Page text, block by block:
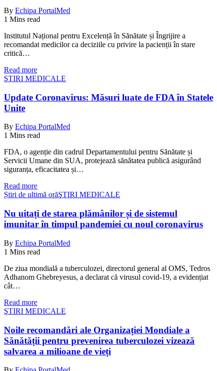
By Echipa PortalMed
1 Mins read
Institutul Național pentru Excelență în Sănătate și Îngrijire a
recomandat medicilor ca deciziile cu privire la pacienții în stare
critică…
Read more
ŞTIRI MEDICALE
Update Coronavirus: Măsuri luate de FDA în Statele
Unite
By Echipa PortalMed
1 Mins read
FDA, o agenție din cadrul Departamentului pentru Sănătate și
Servicii Umane din SUA, protejează sănătatea publică asigurând
siguranța, eficacitatea și…
Read more
Știri de ultimă orăŞTIRI MEDICALE
Nu uitați de starea plămânilor și de sistemul
imunitar în timpul pandemiei cu noul coronavirus
By Echipa PortalMed
1 Mins read
De ziua mondială a tuberculozei, directorul general al OMS, Tedros
Adhanom Ghebreyesus, a declarat că virusul covid-19, a evidențiat
cât…
Read more
ŞTIRI MEDICALE
Noile recomandări ale Organizației Mondiale a
Sănătății pentru prevenirea tuberculozei vizează
salvarea a milioane de vieți